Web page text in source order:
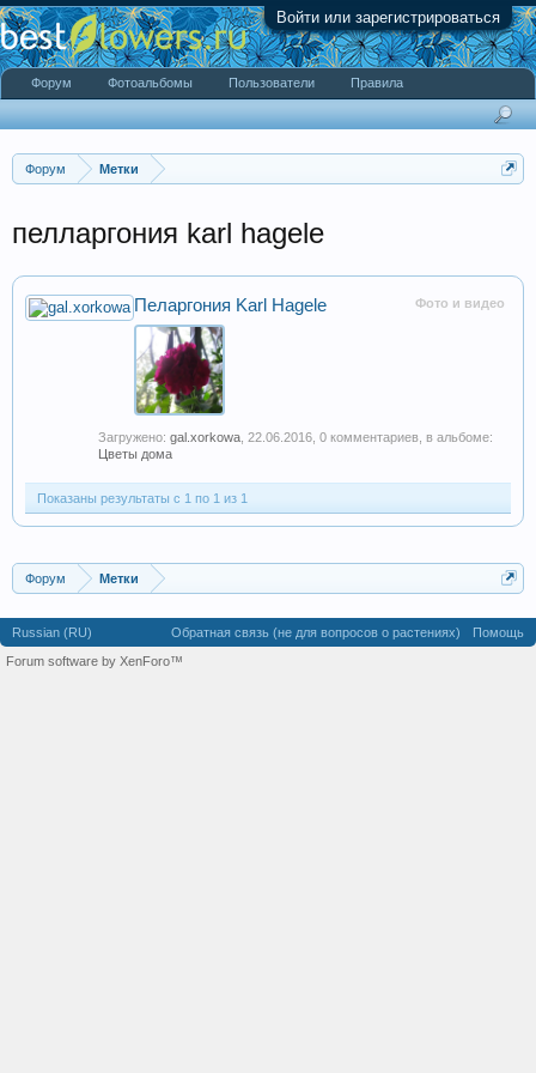
Войти или зарегистрироваться
Форум Метки
пелларгония karl hagele
Фото и видео
Пеларгония Karl Hagele
Загружено: gal.xorkowa 22.06.2016 , 0 комментариев, в альбоме:
Цветы дома
Показаны результаты с 1 по 1 из 1
Форум Метки
Форум Фотоальбомы Пользователи Правила
Russian (RU) Обратная связь (не для вопросов о растениях)
Помощь
Forum software by XenForo™